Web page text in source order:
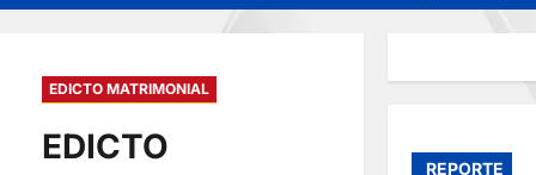
EDICTO MATRIMONIAL
EDICTO
REPORTE